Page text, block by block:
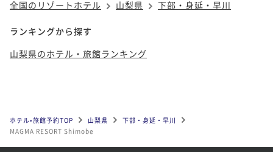
全国のリゾートホテル
山梨県 下部・身延・早川
ランキングから探す
山梨県のホテル・旅館ランキング
ホテル•旅館予約TOP 山梨県
下部・身延・早川
MAGMA RESORT Shimobe